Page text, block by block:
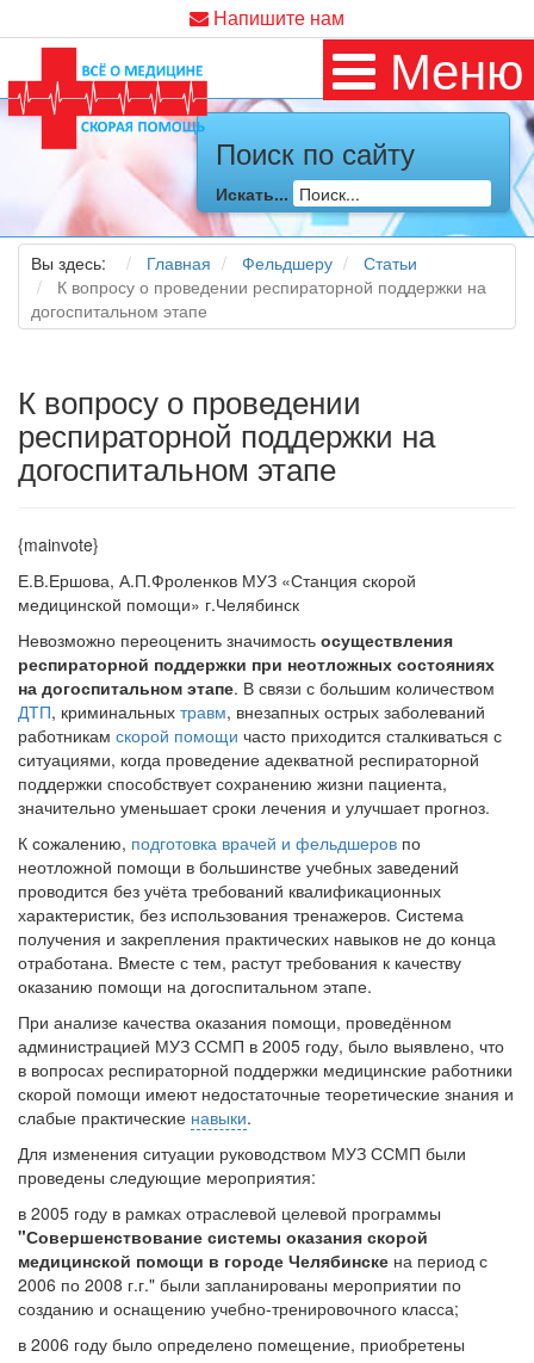
Напишите нам
Меню
Поиск по сайту
Искать...
Вы здесь: Главная Фельдшеру
Статьи
К вопросу о проведении респираторной поддержки на
догоспитальном этапе
К вопросу о проведении
респираторной поддержки на
догоспитальном этапе
{mainvote}
Е.В.Ершова, А.П.Фроленков МУЗ «Станция скорой
медицинской помощи» г.Челябинск
Невозможно переоценить значимость осуществления
респираторной поддержки при неотложных состояниях
на догоспитальном этапе. В связи с большим количеством
ДТП, криминальных травм, внезапных острых заболеваний
работникам скорой помощи часто приходится сталкиваться с
ситуациями, когда проведение адекватной респираторной
поддержки способствует сохранению жизни пациента,
значительно уменьшает сроки лечения и улучшает прогноз.
К сожалению, подготовка врачей и фельдшеров по
неотложной помощи в большинстве учебных заведений
проводится без учёта требований квалификационных
характеристик, без использования тренажеров. Система
получения и закрепления практических навыков не до конца
отработана. Вместе с тем, растут требования к качеству
оказанию помощи на догоспитальном этапе.
При анализе качества оказания помощи, проведённом
администрацией МУЗ ССМП в 2005 году, было выявлено, что
в вопросах респираторной поддержки медицинские работники
скорой помощи имеют недостаточные теоретические знания и
слабые практические навыки.
Для изменения ситуации руководством МУЗ ССМП были
проведены следующие мероприятия:
в 2005 году в рамках отраслевой целевой программы
"Совершенствование системы оказания скорой
медицинской помощи в городе Челябинске на период с
2006 по 2008 г.г." были запланированы мероприятии по
созданию и оснащению учебно-тренировочного класса;
в 2006 году было определено помещение, приобретены